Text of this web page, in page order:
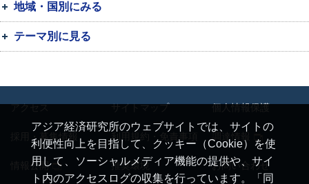
地域・国別にみる
テーマ別に見る
アジア経済研究所のウェブサイトでは、サイトの
利便性向上を目指して、クッキー（Cookie）を使
用して、ソーシャルメディア機能の提供や、サイ
ト内のアクセスログの収集を行っています。「同
アクセス サイトマップ 個人情報保護
採用・募集情報 利用規約・免責事項
情報公開 推奨環境 お問い合わせ